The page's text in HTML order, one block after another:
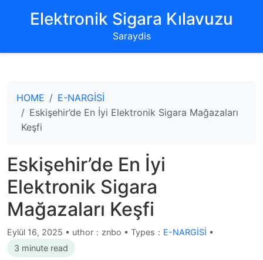
‌Elektronik Sigara Kılavuzu‌
Saraydis
HOME
E-NARGİSİ
Eskişehir’de En İyi Elektronik Sigara Mağazaları
Keşfi
Eskişehir’de En İyi
Elektronik Sigara
Mağazaları Keşfi
Eylül 16, 2025 • uthor：znbo • Types： E-NARGİSİ •
3 minute read